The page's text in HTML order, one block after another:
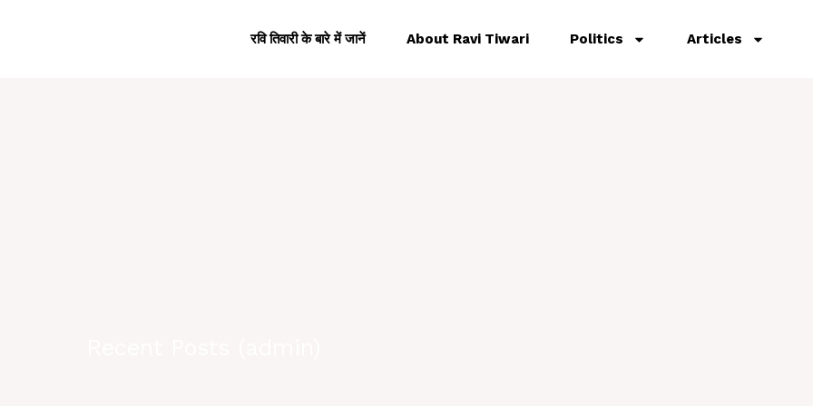
रवि तिवारी के बारे में जानें About Ravi Tiwari Politics Articles